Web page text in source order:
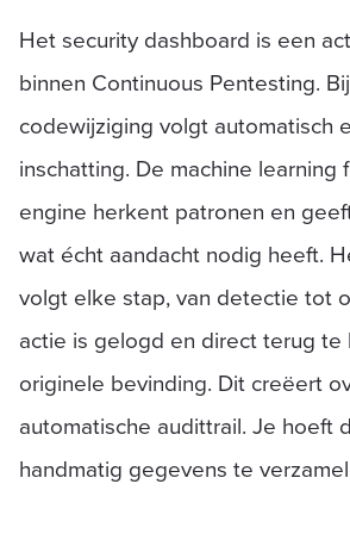
Het security dashboard is een
binnen Continuous Pentesting.
codewijziging volgt automatisch
inschatting. De machine learning
engine herkent patronen en
wat écht aandacht nodig heeft.
volgt elke stap, van detectie tot
actie is gelogd en direct terug
originele bevinding. Dit creëert
automatische audittrail. Je hoeft
handmatig gegevens te